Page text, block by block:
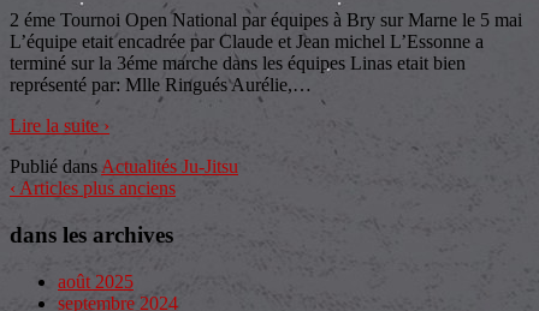
2 éme Tournoi Open National par équipes à Bry sur Marne le 5 mai
L’équipe etait encadrée par Claude et Jean michel L’Essonne a
terminé sur la 3éme marche dans les équipes Linas etait bien
représenté par: Mlle Ringués Aurélie,…
Lire la suite ›
Publié dans Actualités Ju-Jitsu
‹ Articles plus anciens
dans les archives
août 2025
septembre 2024